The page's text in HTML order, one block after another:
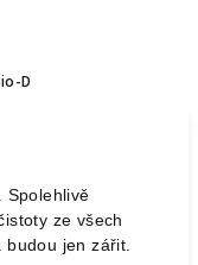
D
Spolehlivě
ze všech
budou jen zářit.